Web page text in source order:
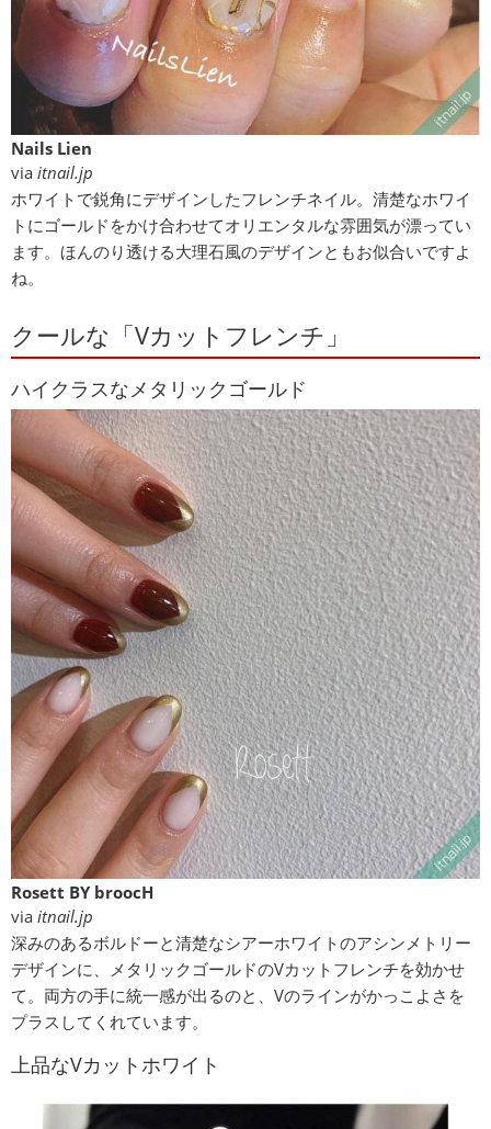
Nails Lien
via itnail.jp
ホワイトで鋭角にデザインしたフレンチネイル。清楚なホワイ
トにゴールドをかけ合わせてオリエンタルな雰囲気が漂ってい
ます。ほんのり透ける大理石風のデザインともお似合いですよ
ね。
クールな「Vカットフレンチ」
ハイクラスなメタリックゴールド
Rosett BY broocH
via itnail.jp
深みのあるボルドーと清楚なシアーホワイトのアシンメトリー
デザインに、メタリックゴールドのVカットフレンチを効かせ
て。両方の手に統一感が出るのと、Vのラインがかっこよさを
プラスしてくれています。
上品なVカットホワイト